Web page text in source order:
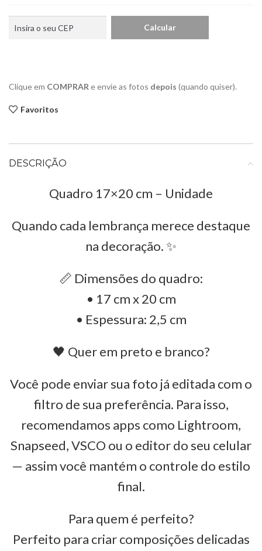
Clique em COMPRAR e envie as fotos depois (quando quiser).
Favoritos
DESCRIÇÃO
Quadro 17×20 cm – Unidade
Quando cada lembrança merece destaque
na decoração. ✨
📏 Dimensões do quadro:
• 17 cm x 20 cm
• Espessura: 2,5 cm
🖤 Quer em preto e branco?
Você pode enviar sua foto já editada com o
filtro de sua preferência. Para isso,
recomendamos apps como Lightroom,
Snapseed, VSCO ou o editor do seu celular
— assim você mantém o controle do estilo
final.
Para quem é perfeito?
Perfeito para criar composições delicadas